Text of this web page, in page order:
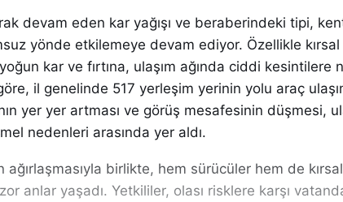
devam eden kar yağışı ve beraberindeki tipi,
yönde etkilemeye devam ediyor. Özellikle kırsal
kar ve fırtına, ulaşım ağında ciddi kesintilere
il genelinde 517 yerleşim yerinin yolu araç
yer yer artması ve görüş mesafesinin düşmesi,
nedenleri arasında yer aldı.
ağırlaşmasıyla birlikte, hem sürücüler hem de
anlar yaşadı. Yetkililer, olası risklere karşı